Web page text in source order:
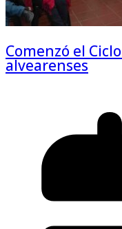
Comenzó el
alvearenses